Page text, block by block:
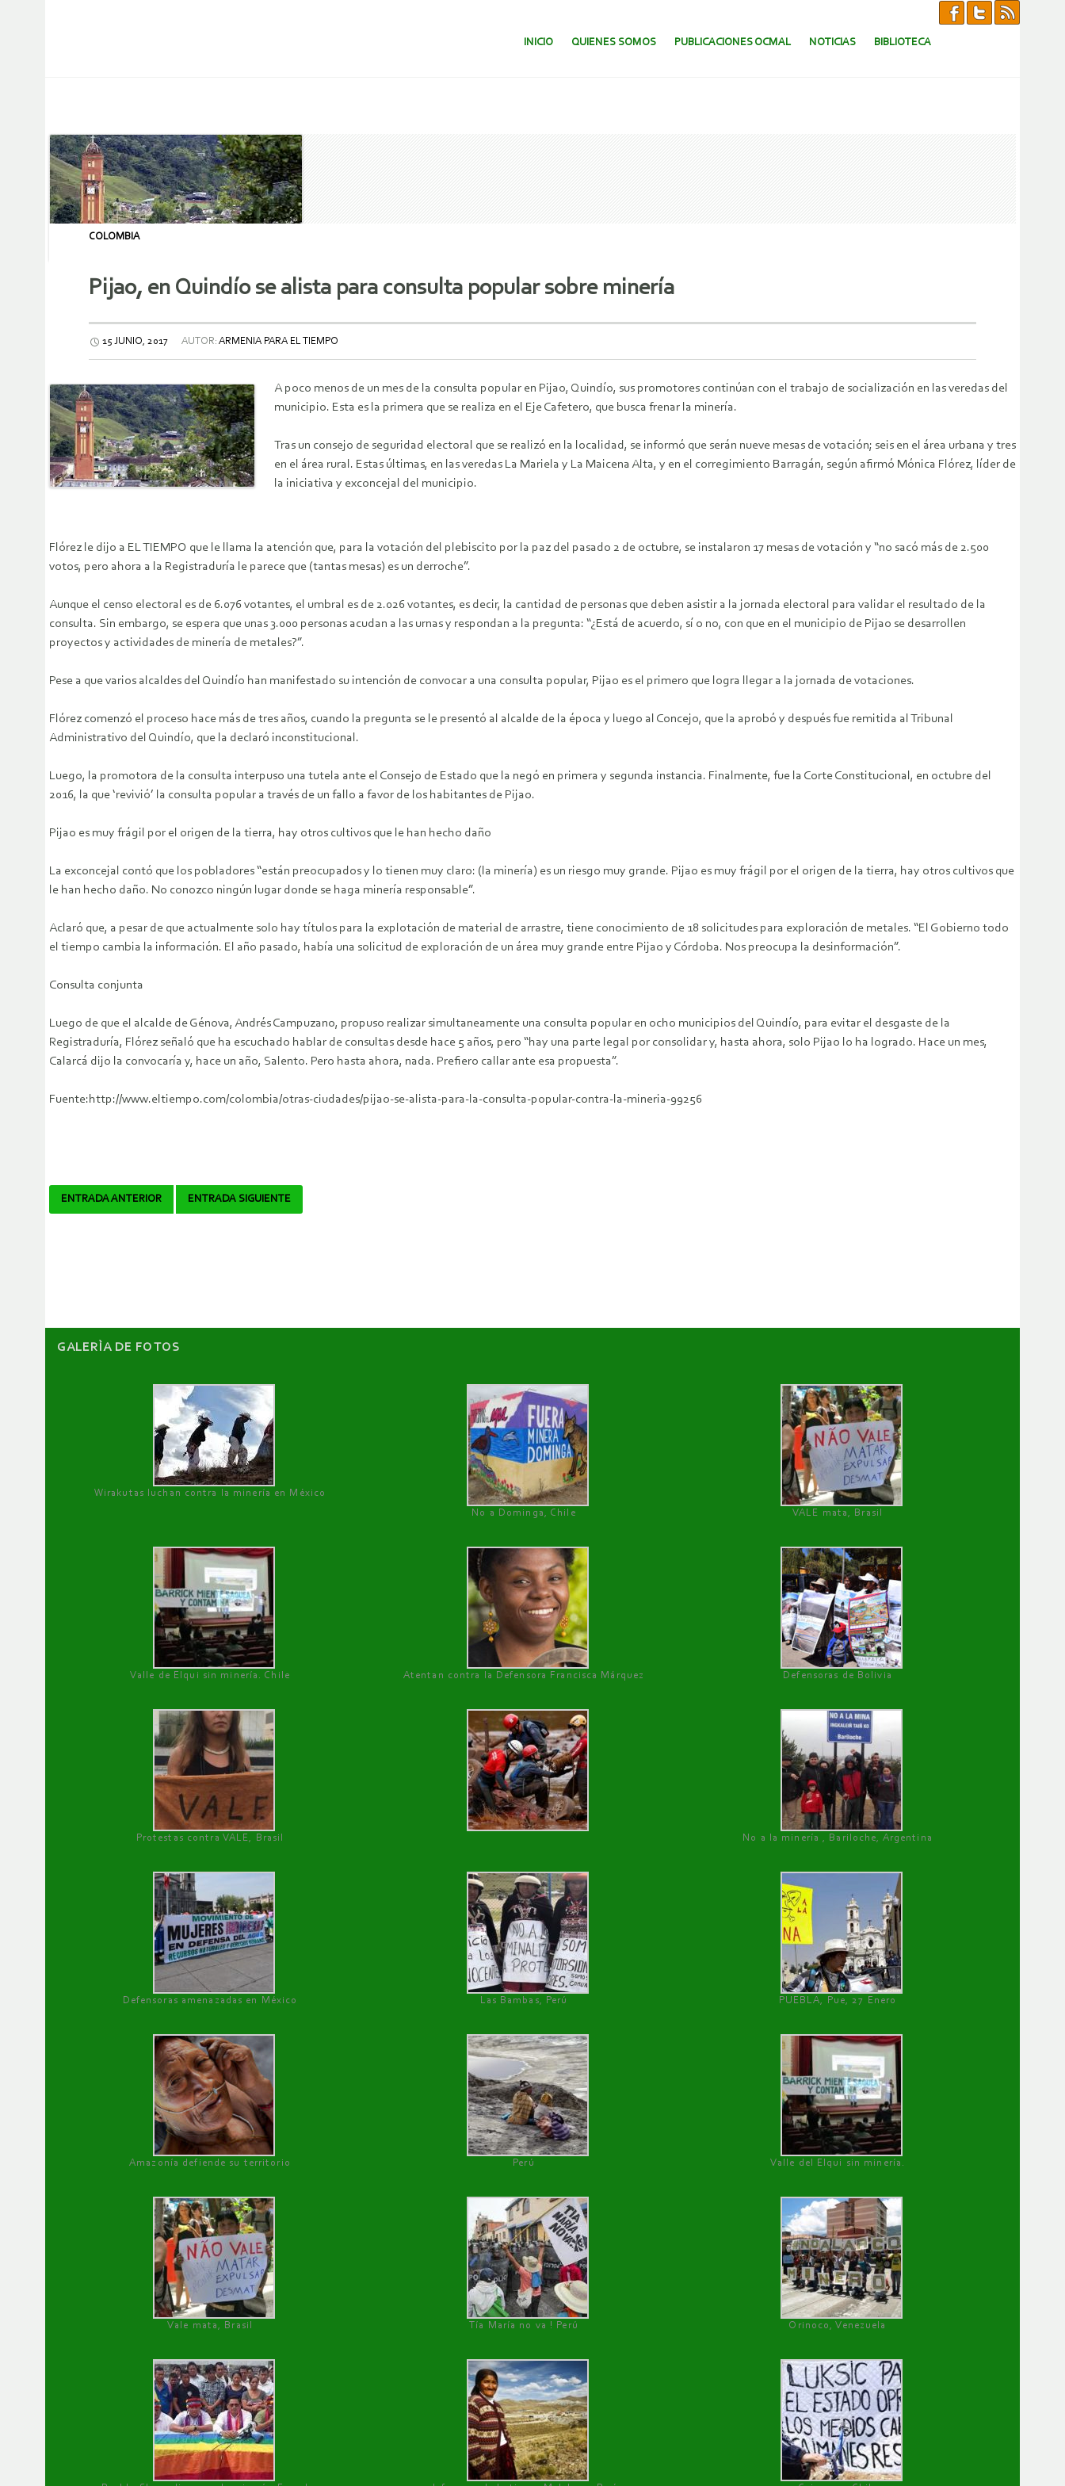
SALTAR AL CONTENIDO.
INICIO QUIENES SOMOS PUBLICACIONES OCMAL NOTICIAS BIBLIOTECA
COLOMBIA
Pijao, en Quindío se alista para consulta popular sobre minería
15 JUNIO, 2017 AUTOR: ARMENIA PARA EL TIEMPO
A poco menos de un mes de la consulta popular en Pijao, Quindío, sus promotores continúan con el trabajo de socialización en las veredas del
municipio. Esta es la primera que se realiza en el Eje Cafetero, que busca frenar la minería.
Tras un consejo de seguridad electoral que se realizó en la localidad, se informó que serán nueve mesas de votación; seis en el área urbana y tres
en el área rural. Estas últimas, en las veredas La Mariela y La Maicena Alta, y en el corregimiento Barragán, según afirmó Mónica Flórez, líder de
la iniciativa y exconcejal del municipio.
Flórez le dijo a EL TIEMPO que le llama la atención que, para la votación del plebiscito por la paz del pasado 2 de octubre, se instalaron 17 mesas de votación y “no sacó más de 2.500
votos, pero ahora a la Registraduría le parece que (tantas mesas) es un derroche”.
Aunque el censo electoral es de 6.076 votantes, el umbral es de 2.026 votantes, es decir, la cantidad de personas que deben asistir a la jornada electoral para validar el resultado de la
consulta. Sin embargo, se espera que unas 3.000 personas acudan a las urnas y respondan a la pregunta: “¿Está de acuerdo, sí o no, con que en el municipio de Pijao se desarrollen
proyectos y actividades de minería de metales?”.
Pese a que varios alcaldes del Quindío han manifestado su intención de convocar a una consulta popular, Pijao es el primero que logra llegar a la jornada de votaciones.
Flórez comenzó el proceso hace más de tres años, cuando la pregunta se le presentó al alcalde de la época y luego al Concejo, que la aprobó y después fue remitida al Tribunal
Administrativo del Quindío, que la declaró inconstitucional.
Luego, la promotora de la consulta interpuso una tutela ante el Consejo de Estado que la negó en primera y segunda instancia. Finalmente, fue la Corte Constitucional, en octubre del
2016, la que ‘revivió’ la consulta popular a través de un fallo a favor de los habitantes de Pijao.
Pijao es muy frágil por el origen de la tierra, hay otros cultivos que le han hecho daño
La exconcejal contó que los pobladores “están preocupados y lo tienen muy claro: (la minería) es un riesgo muy grande. Pijao es muy frágil por el origen de la tierra, hay otros cultivos que
le han hecho daño. No conozco ningún lugar donde se haga minería responsable”.
Aclaró que, a pesar de que actualmente solo hay títulos para la explotación de material de arrastre, tiene conocimiento de 18 solicitudes para exploración de metales. “El Gobierno todo
el tiempo cambia la información. El año pasado, había una solicitud de exploración de un área muy grande entre Pijao y Córdoba. Nos preocupa la desinformación”.
Consulta conjunta
Luego de que el alcalde de Génova, Andrés Campuzano, propuso realizar simultaneamente una consulta popular en ocho municipios del Quindío, para evitar el desgaste de la
Registraduría, Flórez señaló que ha escuchado hablar de consultas desde hace 5 años, pero “hay una parte legal por consolidar y, hasta ahora, solo Pijao lo ha logrado. Hace un mes,
Calarcá dijo la convocaría y, hace un año, Salento. Pero hasta ahora, nada. Prefiero callar ante esa propuesta”.
Fuente:http://www.eltiempo.com/colombia/otras-ciudades/pijao-se-alista-para-la-consulta-popular-contra-la-mineria-99256
Navegador
ENTRADA ANTERIOR ENTRADA SIGUIENTE
GALERÌA DE FOTOS
Wirakutas luchan contra la minería en México
No a Dominga, Chile
VALE mata, Brasil
Valle de Elqui sin minería. Chile Atentan contra la Defensora Francisca Márquez Defensoras de Bolivia
Protestas contra VALE, Brasil No a la minería , Bariloche, Argentina
Defensoras amenazadas en México Las Bambas, Perú PUEBLA, Pue, 27 Enero
Amazonía defiende su territorio Perú Valle del Elqui sin minería.
Vale mata, Brasil Tía María no va ! Perú Orinoco, Venezuela